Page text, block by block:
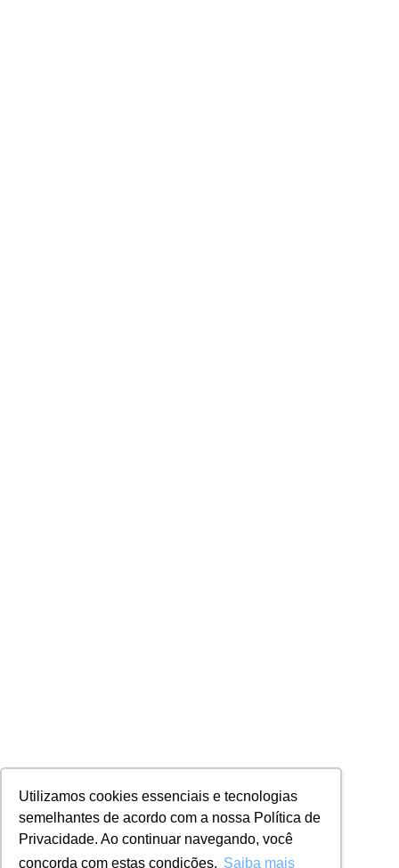
Utilizamos cookies essenciais e tecnologias
semelhantes de acordo com a nossa Política de
Privacidade. Ao continuar navegando, você
concorda com estas condições. Saiba mais